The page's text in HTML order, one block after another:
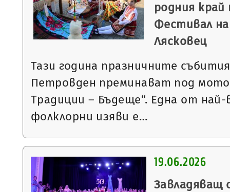
родния
Фестивал
Лясковец
Тази година празничните
Петровден преминават под
Традиции – Бъдеще“. Една от
фолклорни изяви е…
19.06.2026
Завладяващ